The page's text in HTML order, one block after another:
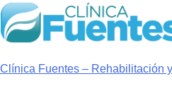
Skip
to
content
Clínica Fuentes – Rehabilitación